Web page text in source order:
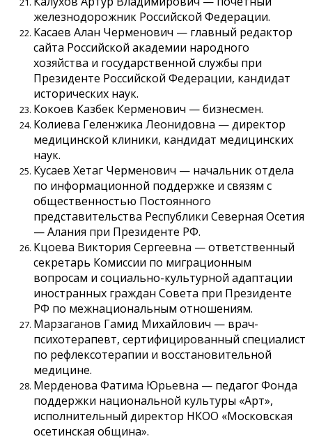
железнодорожник Российской Федерации.
Касаев Алан Черменович — главный редактор
сайта Российской академии народного
хозяйства и государственной службы при
Президенте Российской Федерации, кандидат
исторических наук.
Кокоев Казбек Керменович — бизнесмен.
Колиева Геленжика Леонидовна — директор
медицинской клиники, кандидат медицинских
наук.
Кусаев Хетаг Черменович — начальник отдела
по информационной поддержке и связям с
общественностью Постоянного
представительства Республики Северная Осетия
— Алания при Президенте РФ.
Кцоева Виктория Сергеевна — ответственный
секретарь Комиссии по миграционным
вопросам и социально-культурной адаптации
иностранных граждан Совета при Президенте
РФ по межнациональным отношениям.
Марзаганов Гамид Михайлович — врач-
психотерапевт, сертифицированный специалист
по рефлексотерапии и восстановительной
медицине.
Мерденова Фатима Юрьевна — педагог Фонда
поддержки национальной культуры «Арт»,
исполнительный директор НКОО «Московская
осетинская община».